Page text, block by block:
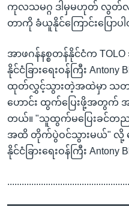
ကုလသမဂ္ဂ ဒါမှမဟုတ် လွတ်လ
တာကို ခံယူနိုင်ကြောင်းပြောပ
အာဖဂန်နစ္စတန်နိုင်ငံက
နိုင်ငံခြားရေးဝန်ကြီး
ထုတ်လွှင့်သွားတဲ့အထဲမှာ သတ
ဟောင်း ထွက်ပြေးဖို့အတွက်
တယ်။ "သူထွက်မပြေးခင်
အထိ တိုက်ပွဲဝင်သွားမယ်" လို့
နိုင်ငံခြားရေးဝန်ကြီး